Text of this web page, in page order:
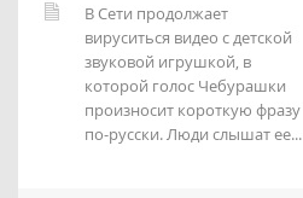
В Сети продолжает
вируситься видео с детской
звуковой игрушкой, в
которой голос Чебурашки
произносит короткую фразу
по-русски. Люди слышат ее...